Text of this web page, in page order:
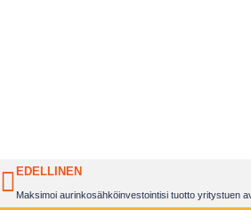
EDELLINEN
Maksimoi aurinkosähköinvestointisi tuotto yritystuen